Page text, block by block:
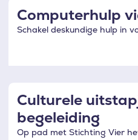
Computerhulp
Schakel deskundige hulp in
Culturele
begeleiding
Op pad met Stichting Vier